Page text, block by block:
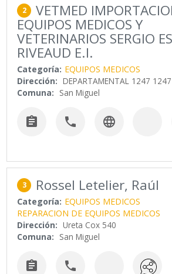
2 VETMED
EQUIPOS MEDICOS Y
VETERINARIOS SERGIO
RIVEAUD E.I.
Categoría: EQUIPOS MEDICOS
Dirección: DEPARTAMENTAL 1247 1247
Comuna: San Miguel
  
3 Rossel Letelier, Raúl
Categoría: EQUIPOS MEDICOS
REPARACION DE EQUIPOS MEDICOS
Dirección: Ureta Cox 540
Comuna: San Miguel
 